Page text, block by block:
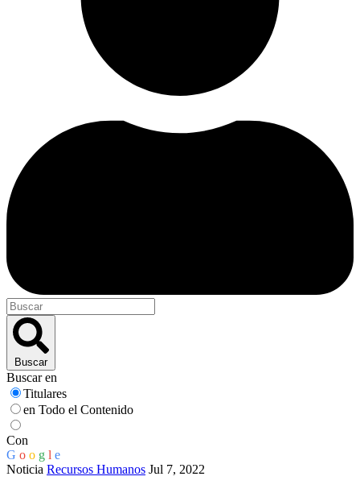
Buscar
Buscar en
Titulares
en Todo el Contenido
Con
G o o g l e
Noticia Recursos Humanos Jul 7, 2022